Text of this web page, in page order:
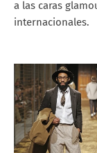
a las caras
internacionales.